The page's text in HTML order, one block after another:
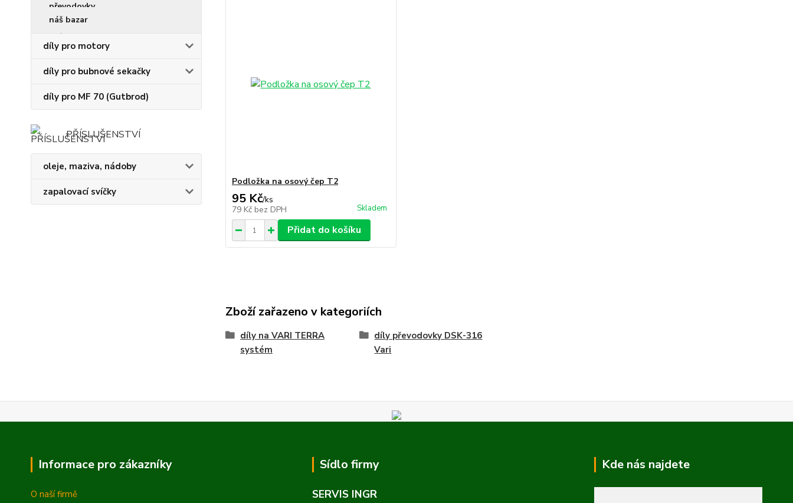
náš bazar
díly pro motory
díly pro bubnové sekačky
díly pro MF 70 (Gutbrod)
PŘÍSLUŠENSTVÍ
oleje, maziva, nádoby
zapalovací svíčky
Podložka na osový čep T2
95 Kč/ks
79 Kč bez DPH Skladem
Přidat do košíku
Zboží zařazeno v kategoriích
díly na VARI TERRA
systém
díly převodovky DSK-316
Vari
Informace pro zákazníky
O naší firmě
Sídlo firmy
SERVIS INGR
Kde nás najdete